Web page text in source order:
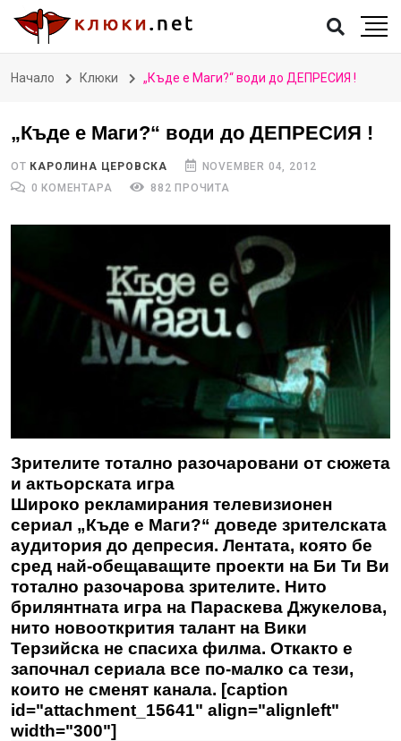
Начало Клюки „Къде е Маги?“ води до ДЕПРЕСИЯ !
„Къде е Маги?“ води до ДЕПРЕСИЯ !
ОТ КАРОЛИНА ЦЕРОВСКА
NOVEMBER 04, 2012
0 КОМЕНТАРА
882 ПРОЧИТА
Зрителите тотално разочаровани от сюжета
и актьорската игра
Широко рекламирания телевизионен
сериал „Къде е Маги?“ доведе зрителската
аудитория до депресия. Лентата, която бе
сред най-обещаващите проекти на Би Ти Ви
тотално разочарова зрителите. Нито
брилянтната игра на Параскева Джукелова,
нито новооткрития талант на Вики
Терзийска не спасиха филма. Откакто е
започнал сериала все по-малко са тези,
които не сменят канала. [caption
id="attachment_15641" align="alignleft"
width="300"]